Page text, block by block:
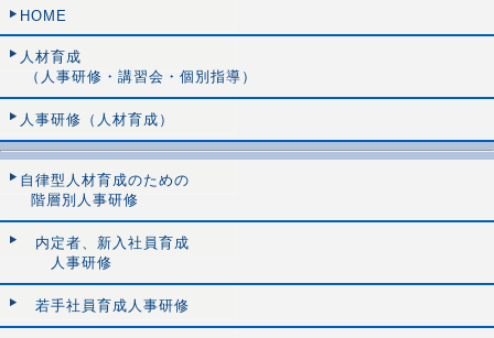
HOME
人材育成
（人事研修・講習会・個別指導）
人事研修（人材育成）
自律型人材育成のための
階層別人事研修
内定者、新入社員育成
人事研修
若手社員育成人事研修